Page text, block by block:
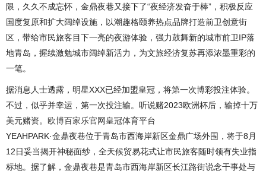
限，久久不成忘怀，金鼎夜巷又接下了“夜经济发奋于棒”，积极反应
国度复原和扩大阔绰设施，以潮趣格颐养热点品牌打造前卫创意街
区，带给市民旅客目下一亮的夜游体验，强力鼓舞新的城市前卫IP落
地青岛，握续激勉城市阔绰新活力，为文旅经济复苏再添浓墨重彩的
一笔。
据消息人士透露，明星XXX已经加盟皇冠，将第一次博彩投注体验。
不过，似乎并幸运，第一次投注输。听说赌2023欧洲杯后，输掉十万
美元赌资。 欧博百家乐官网皇冠体育平台
YEAHPARK·金鼎夜巷位于青岛市西海岸新区金鼎广场外围，将于8月
12日妥当揭开神秘面纱，全天候贸易花式让市民旅客随时领有失业指
标地。据了解，金鼎夜巷是青岛市西海岸新区长江路街说念干事处与